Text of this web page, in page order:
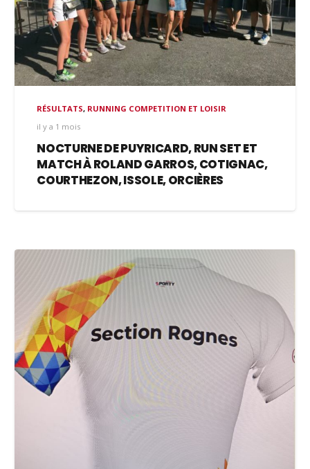
RÉSULTATS, RUNNING COMPETITION ET LOISIR
il y a 1 mois
NOCTURNE DE PUYRICARD, RUN SET ET
MATCH À ROLAND GARROS, COTIGNAC,
COURTHEZON, ISSOLE, ORCIÈRES